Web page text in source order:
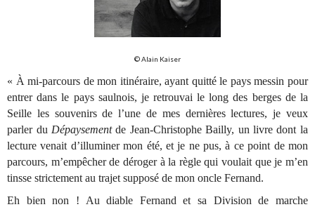
© Alain Kaiser
« À mi-parcours de mon itinéraire, ayant quitté le pays messin pour
entrer dans le pays saulnois, je retrouvai le long des berges de la
Seille les souvenirs de l’une de mes dernières lectures, je veux
parler du Dépaysementde Jean-Christophe Bailly, un livre dont la
lecture venait d’illuminer mon été, et je ne pus, à ce point de mon
parcours, m’empêcher de déroger à la règle qui voulait que je m’en
tinsse strictement au trajet supposé de mon oncle Fernand.
Eh bien non ! Au diable Fernand et sa Division de marche